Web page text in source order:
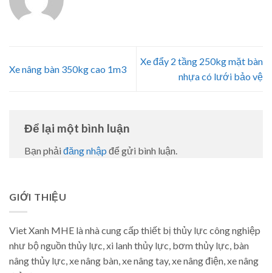
Xe nâng bàn 350kg cao 1m3
Xe đẩy 2 tầng 250kg mặt bàn
nhựa có lưới bảo vệ
Để lại một bình luận
Bạn phải đăng nhập để gửi bình luận.
GIỚI THIỆU
Viet Xanh MHE là nhà cung cấp thiết bị thủy lực công nghiệp
như bộ nguồn thủy lực, xi lanh thủy lực, bơm thủy lực, bàn
nâng thủy lực, xe nâng bàn, xe nâng tay, xe nâng điện, xe nâng